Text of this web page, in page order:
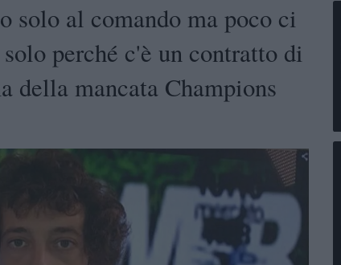
solo al comando ma poco ci
perché c'è un contratto di
della mancata Champions